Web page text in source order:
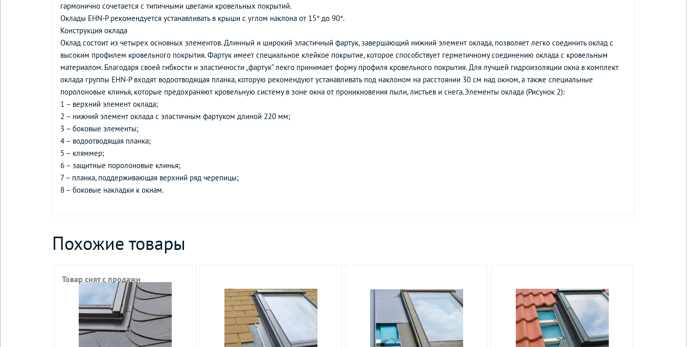
гармонично сочетается с типичными цветами кровельных покрытий.
Оклады EHN-P рекомендуется устанавливать в крыши с углом наклона от 15° до 90°.
Конструкция оклада
Оклад состоит из четырех основных элементов. Длинный и широкий эластичный фартук, завершающий нижний элемент оклада, позволяет легко соединить оклад с
высоким профилем кровельного покрытия. Фартук имеет специальное клейкое покрытие, которое способствует герметичному соединению оклада с кровельным
материалом. Благодаря своей гибкости и эластичности „фартук” лекго принимает форму профиля кровельного покрытия. Для лучшей гидроизоляции окна в комплект
оклада группы ЕНN-P входят водоотводящая планка, которую рекомендуют устанавливать под наклоном на расстоянии 30 см над окном, а также специальные
поролоновые клинья, которые предохраняют кровельную систему в зоне окна от проникновения пыли, листьев и снега.Элементы оклада (Рисунок 2):
1 – верхний элемент оклада;
2 – нижний элемент оклада с эластичным фартуком длиной 220 мм;
3 – боковые элементы;
4 – водоотводящая планка;
5 – кляммер;
6 – защитные поролоновые клинья;
7 – планка, поддерживающая верхний ряд черепицы;
8 – боковые накладки к окнам.
Похожие товары
Товар снят с продажи